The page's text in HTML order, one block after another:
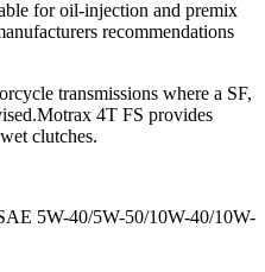
for oil-injection and premix
recommendations
transmissions where a SF,
4T FS provides
clutches.
5W-40/5W-50/10W-40/10W-